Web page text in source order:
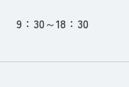
9：30～18：30